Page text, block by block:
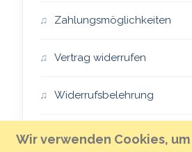
Wir verwenden Cookies,
Zahlungsmöglichkeiten
Vertrag widerrufen
Widerrufsbelehrung
Impressum